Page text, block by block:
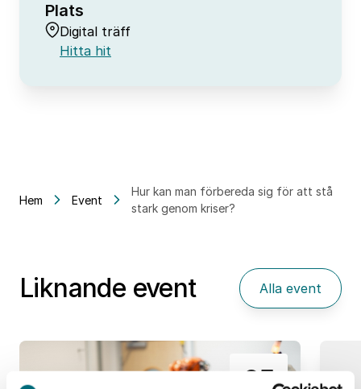
Plats
Digital träff
Hitta hit
Hem Event
Hur kan man förbereda sig för att stå
stark genom kriser?
Liknande event Alla event
25